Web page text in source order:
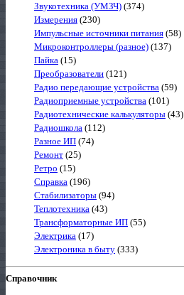
Звукотехника (УМЗЧ) (374)
Измерения (230)
Импульсные источники питания (58)
Микроконтроллеры (разное) (137)
Пайка (15)
Преобразователи (121)
Радио передающие устройства (59)
Радиоприемные устройства (101)
Радиотехнические калькуляторы (43)
Радиошкола (112)
Разное ИП (74)
Ремонт (25)
Ретро (15)
Справка (196)
Стабилизаторы (94)
Теплотехника (43)
Трансформаторные ИП (55)
Электрика (17)
Электроника в быту (333)
Справочник